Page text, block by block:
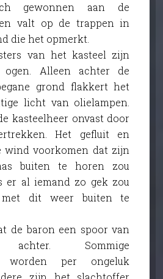
gewonnen aan de
valt op de trappen in
die het opmerkt.
van het kasteel zijn
ogen. Alleen achter de
grond flakkert het
licht van olielampen.
kasteelheer onvast door
Het gefluit en
wind voorkomen dat zijn
buiten te horen zou
er al iemand zo gek zou
dit weer buiten te
de baron een spoor van
achter. Sommige
worden per ongeluk